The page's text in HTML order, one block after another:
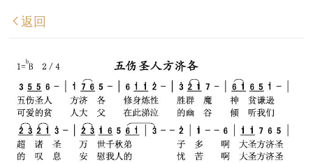
宗教法规
教区简介
信仰文萃
教会圣月
返回